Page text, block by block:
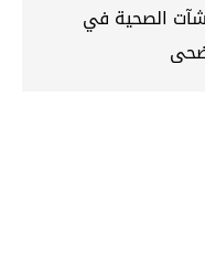
الصحية في